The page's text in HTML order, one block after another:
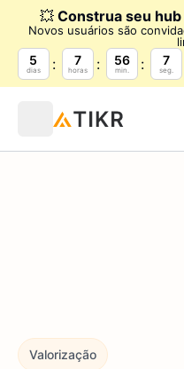
💥 Construa seu
Novos usuários são
5
dias
7
horas
56
min.
6
seg.
Valorização